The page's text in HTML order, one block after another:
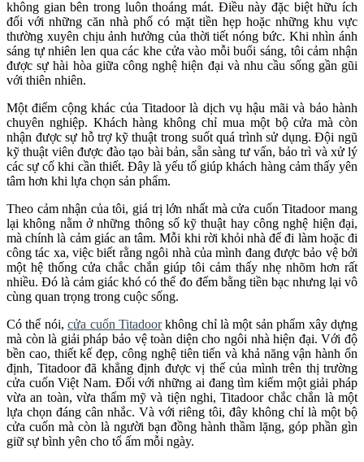
không gian bên trong luôn thoáng mát. Điều này đặc biệt hữu ích
đối với những căn nhà phố có mặt tiền hẹp hoặc những khu vực
thường xuyên chịu ảnh hưởng của thời tiết nóng bức. Khi nhìn ánh
sáng tự nhiên len qua các khe cửa vào mỗi buổi sáng, tôi cảm nhận
được sự hài hòa giữa công nghệ hiện đại và nhu cầu sống gần gũi
với thiên nhiên.
Một điểm cộng khác của Titadoor là dịch vụ hậu mãi và bảo hành
chuyên nghiệp. Khách hàng không chỉ mua một bộ cửa mà còn
nhận được sự hỗ trợ kỹ thuật trong suốt quá trình sử dụng. Đội ngũ
kỹ thuật viên được đào tạo bài bản, sẵn sàng tư vấn, bảo trì và xử lý
các sự cố khi cần thiết. Đây là yếu tố giúp khách hàng cảm thấy yên
tâm hơn khi lựa chọn sản phẩm.
Theo cảm nhận của tôi, giá trị lớn nhất mà cửa cuốn Titadoor mang
lại không nằm ở những thông số kỹ thuật hay công nghệ hiện đại,
mà chính là cảm giác an tâm. Mỗi khi rời khỏi nhà để đi làm hoặc đi
công tác xa, việc biết rằng ngôi nhà của mình đang được bảo vệ bởi
một hệ thống cửa chắc chắn giúp tôi cảm thấy nhẹ nhõm hơn rất
nhiều. Đó là cảm giác khó có thể đo đếm bằng tiền bạc nhưng lại vô
cùng quan trọng trong cuộc sống.
Có thể nói,cửa cuốn Titadoorkhông chỉ là một sản phẩm xây dựng
mà còn là giải pháp bảo vệ toàn diện cho ngôi nhà hiện đại. Với độ
bền cao, thiết kế đẹp, công nghệ tiên tiến và khả năng vận hành ổn
định, Titadoor đã khẳng định được vị thế của mình trên thị trường
cửa cuốn Việt Nam. Đối với những ai đang tìm kiếm một giải pháp
vừa an toàn, vừa thẩm mỹ và tiện nghi, Titadoor chắc chắn là một
lựa chọn đáng cân nhắc. Và với riêng tôi, đây không chỉ là một bộ
cửa cuốn mà còn là người bạn đồng hành thầm lặng, góp phần gìn
giữ sự bình yên cho tổ ấm mỗi ngày.